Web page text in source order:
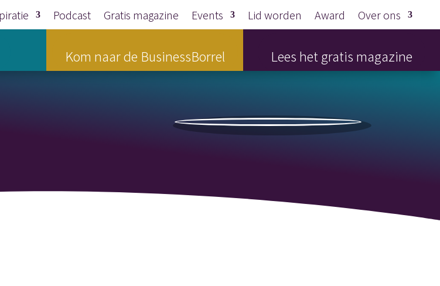
Podcast Gratis magazine Events Lid worden Award Over ons
Kom naar de BusinessBorrel Lees het gratis magazine